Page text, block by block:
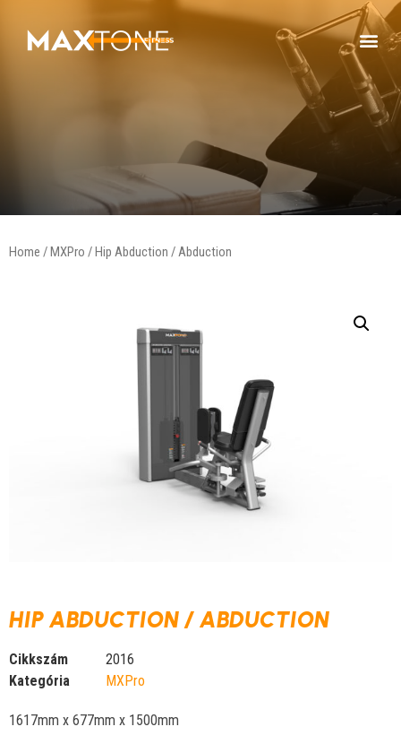
Home /MXPro / Hip Abduction / Abduction
HIP ABDUCTION / ABDUCTION
Cikkszám
2016
Kategória
MXPro
1617mm x 677mm x 1500mm